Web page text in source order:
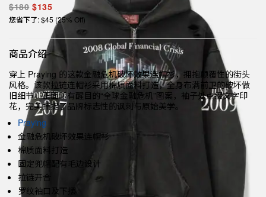
$180 $135
您省下了: $45 (25% Off)
商品介绍
穿上 Praying 的这款金融危机破坏效果连帽衫，拥抱颠覆性的街头
风格。该款拉链连帽衫采用棉质面料打造，全身布满前卫的破坏做
旧细节。正面印有醒目的“全球金融危机”图案，袖子处点缀文字印
花，完美捕捉了品牌标志性的讽刺与原始美学。
Praying
金融危机破坏效果连帽衫
棉质面料打造
固定兜帽配有毛边设计
拉链开合
罗纹袖口及下摆